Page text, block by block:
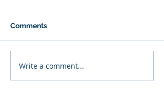
Comments
Write a comment...